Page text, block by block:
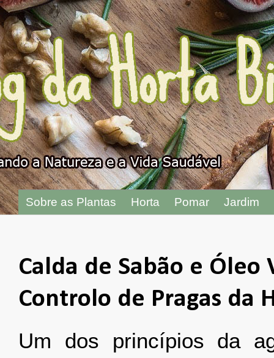
"
Sobre as Plantas Horta Pomar Jardim
Calda de Sabão e
Controlo de Pragas da
Um dos princípios da